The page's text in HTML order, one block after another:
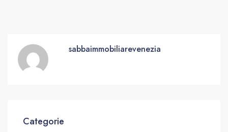
sabbaimmobiliarevenezia
Categorie